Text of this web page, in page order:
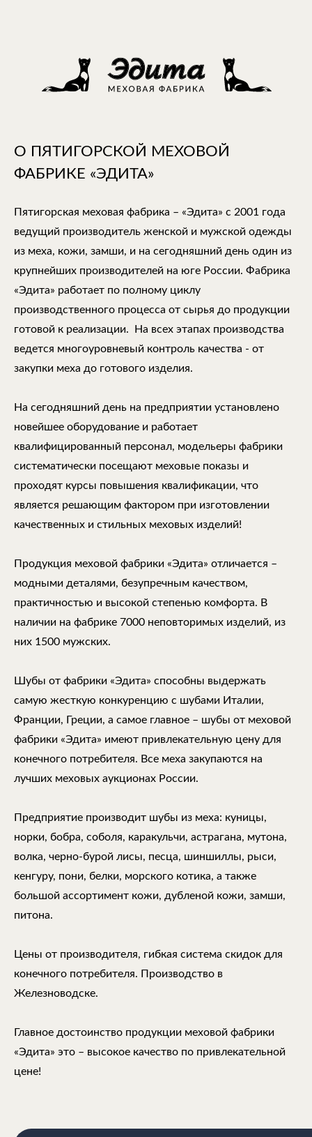
О ПЯТИГОРСКОЙ МЕХОВОЙ
ФАБРИКЕ «ЭДИТА»
Пятигорская меховая фабрика – «Эдита» с 2001 года
ведущий производитель женской и мужской одежды
из меха, кожи, замши, и на сегодняшний день один из
крупнейших производителей на юге России. Фабрика
«Эдита» работает по полному циклу
производственного процесса от сырья до продукции
готовой к реализации. На всех этапах производства
ведется многоуровневый контроль качества - от
закупки меха до готового изделия.
На сегодняшний день на предприятии установлено
новейшее оборудование и работает
квалифицированный персонал, модельеры фабрики
систематически посещают меховые показы и
проходят курсы повышения квалификации, что
является решающим фактором при изготовлении
качественных и стильных меховых изделий!
Продукция меховой фабрики «Эдита» отличается –
модными деталями, безупречным качеством,
практичностью и высокой степенью комфорта. В
наличии на фабрике 7000 неповторимых изделий, из
них 1500 мужских.
Шубы от фабрики «Эдита» способны выдержать
самую жесткую конкуренцию с шубами Италии,
Франции, Греции, а самое главное – шубы от меховой
фабрики «Эдита» имеют привлекательную цену для
конечного потребителя. Все меха закупаются на
лучших меховых аукционах России.
Предприятие производит шубы из меха: куницы,
норки, бобра, соболя, каракульчи, астрагана, мутона,
волка, черно-бурой лисы, песца, шиншиллы, рыси,
кенгуру, пони, белки, морского котика, а также
большой ассортимент кожи, дубленой кожи, замши,
питона.
Цены от производителя, гибкая система скидок для
конечного потребителя. Производство в
Железноводске.
Главное достоинство продукции меховой фабрики
«Эдита» это – высокое качество по привлекательной
цене!